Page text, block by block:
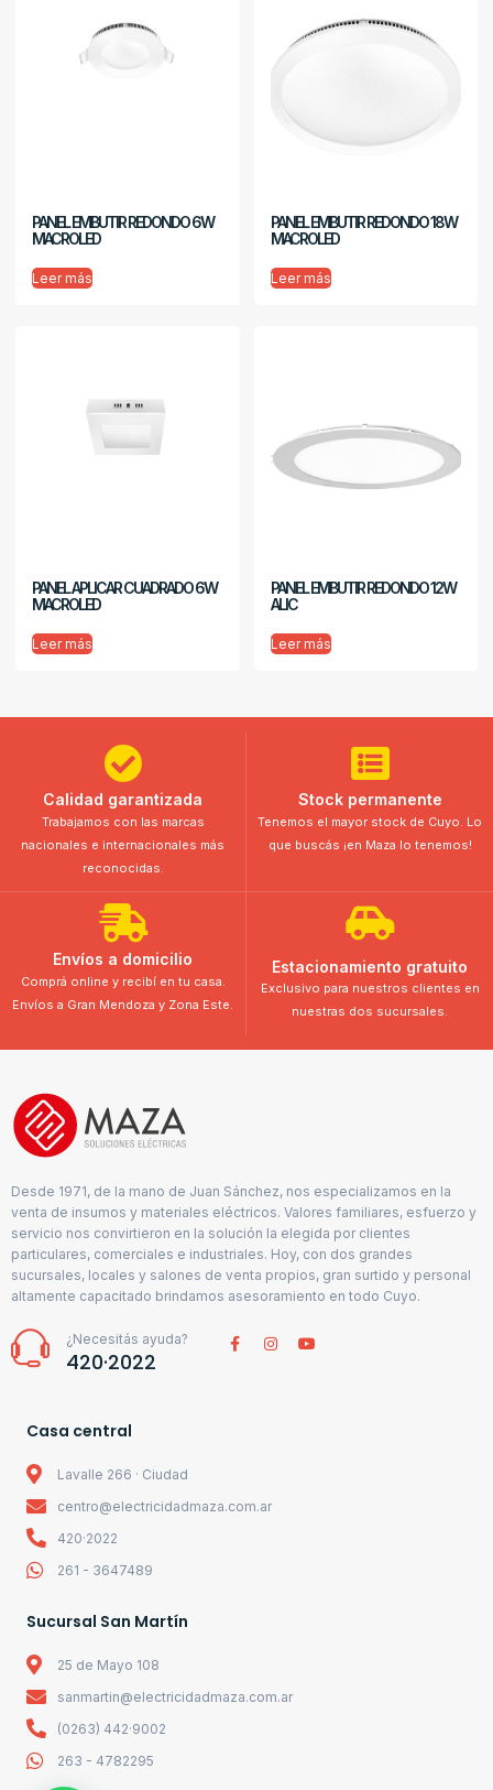
PANEL EMBUTIR REDONDO 6W
MACROLED
Leer más
PANEL EMBUTIR REDONDO 18W
MACROLED
Leer más
PANEL APLICAR CUADRADO 6W
MACROLED
Leer más
PANEL EMBUTIR REDONDO 12W
ALIC
Leer más
Calidad garantizada
Trabajamos con las marcas
nacionales e internacionales más
reconocidas.
Stock permanente
Tenemos el mayor stock de Cuyo. Lo
que buscás ¡en Maza lo tenemos!
Envíos a domicilio
Comprá online y recibí en tu casa.
Envíos a Gran Mendoza y Zona Este.
Estacionamiento gratuito
Exclusivo para nuestros clientes en
nuestras dos sucursales.
Desde 1971, de la mano de Juan Sánchez, nos especializamos en la
venta de insumos y materiales eléctricos. Valores familiares, esfuerzo y
servicio nos convirtieron en la solución la elegida por clientes
particulares, comerciales e industriales. Hoy, con dos grandes
sucursales, locales y salones de venta propios, gran surtido y personal
altamente capacitado brindamos asesoramiento en todo Cuyo.
¿Necesitás ayuda?
420·2022
Casa central
Lavalle 266 · Ciudad
centro@electricidadmaza.com.ar
420·2022
261 - 3647489
Sucursal San Martín
25 de Mayo 108
sanmartin@electricidadmaza.com.ar
(0263) 442·9002
263 - 4782295